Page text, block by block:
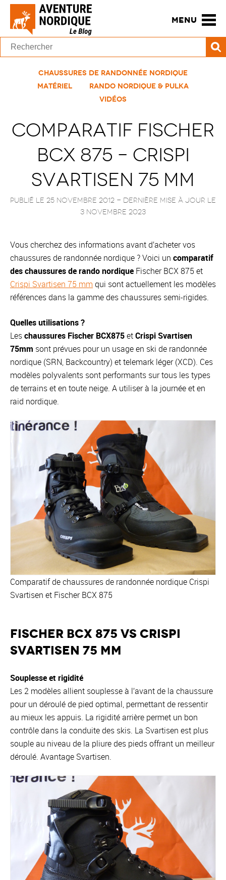
MENU
Chaussures de Randonnée Nordique
Matériel
Rando Nordique & Pulka
Vidéos
Comparatif Fischer
BCX 875 – Crispi
Svartisen 75 mm
Publié le 25 novembre 2012 - Dernière mise à jour le
3 novembre 2023
Vous cherchez des informations avant d’acheter vos
chaussures de randonnée nordique ? Voici un comparatif
des chaussures de rando nordique Fischer BCX 875 et
Crispi Svartisen 75 mm qui sont actuellement les modèles
références dans la gamme des chaussures semi-rigides.
Quelles utilisations ?
Leschaussures Fischer BCX875etCrispi Svartisen
75mm sont prévues pour un usage en ski de randonnée
nordique (SRN, Backcountry) et telemark léger (XCD). Ces
modèles polyvalents sont performants sur tous les types
de terrains et en toute neige. A utiliser à la journée et en
raid nordique.
Comparatif de chaussures de randonnée nordique Crispi
Svartisen et Fischer BCX 875
Fischer BCX 875 vs Crispi
Svartisen 75 mm
Souplesse et rigidité
Les 2 modèles allient souplesse à l’avant de la chaussure
pour un déroulé de pied optimal, permettant de ressentir
au mieux les appuis. La rigidité arrière permet un bon
contrôle dans la conduite des skis. La Svartisen est plus
souple au niveau de la pliure des pieds offrant un meilleur
déroulé. Avantage Svartisen.